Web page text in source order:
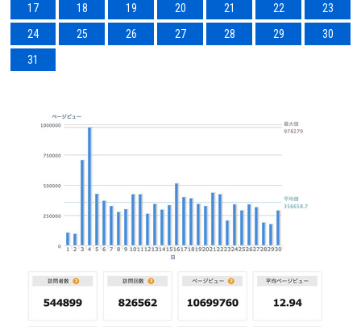
17
18 19 20 21 22
23
24
25 26 27 28 29
30
31